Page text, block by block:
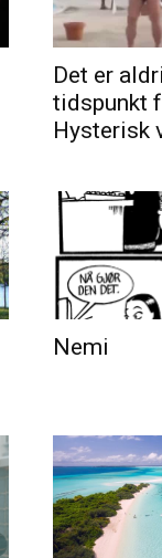
Det er
tidspunkt
Hysterisk
Nemi